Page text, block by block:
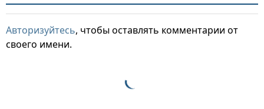
Авторизуйтесь, чтобы оставлять комментарии от
своего имени.